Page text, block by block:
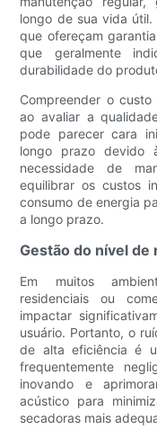
longo de sua vida
que ofereçam
que geralmente
durabilidade do
Compreender o
ao avaliar a
pode parecer cara
longo prazo devido
necessidade de
equilibrar os custos
consumo de energia
a longo prazo.
Gestão do nível de
Em muitos
residenciais ou
impactar
usuário. Portanto, o
de alta eficiência é
frequentemente
inovando e
acústico para
secadoras mais